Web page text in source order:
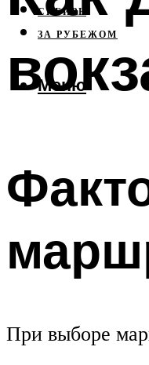
СИБИРЬ
ЗА РУБЕЖОМ
Меню
При выборе